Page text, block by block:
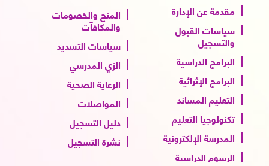
مقدمة عن الإدارة
سياسات القبول
والتسجيل
البرامج الدراسية
البرامج الإثرائية
التعليم المساند
تكنولوجيا التعليم
المدرسة الإلكترونية
الرسوم الدراسية
المنح والخصومات
والمكافآت
سياسات التسديد
الزي المدرسي
الرعاية الصحية
المواصلات
دليل التسجيل
نشرة التسجيل